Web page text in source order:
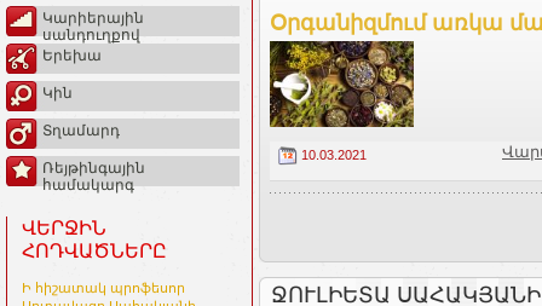
Կարիերային
սանդուղքով
Երեխա
Կին
Տղամարդ
Ռեյթինգային
համակարգ
ՎԵՐՋԻՆ
ՀՈԴՎԱԾՆԵՐԸ
Ի հիշատակ պրոֆեսոր
Օրգանիզմում առկա
10.03.2021
ՋՈՒԼԻԵՏԱ